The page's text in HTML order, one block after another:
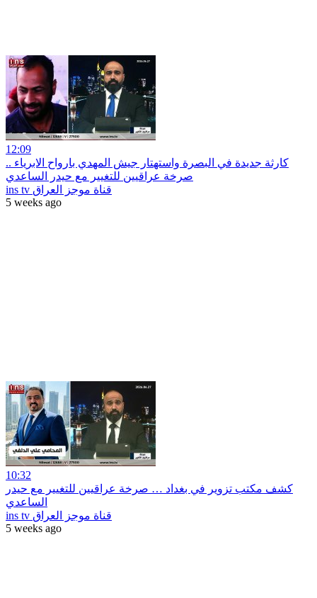
12:09
كارثة جديدة في البصرة واستهتار جيش المهدي بارواح الابرياء ..
صرخة عراقيين للتغيير مع حيدر الساعدي
ins tv قناة موجز العراق
5 weeks ago
10:32
كشف مكتب تزوير في بغداد … صرخة عراقيين للتغيير مع حيدر
الساعدي
ins tv قناة موجز العراق
5 weeks ago